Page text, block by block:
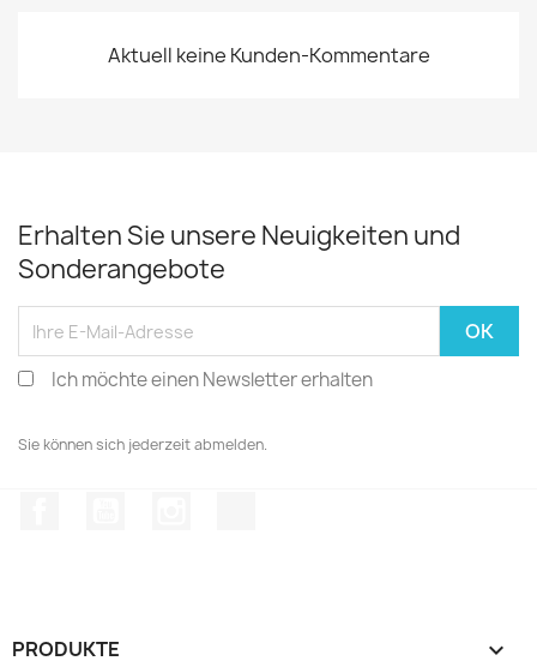
Aktuell keine Kunden-Kommentare
Erhalten Sie unsere Neuigkeiten und
Sonderangebote
Ich möchte einen Newsletter erhalten
Sie können sich jederzeit abmelden.
PRODUKTE 